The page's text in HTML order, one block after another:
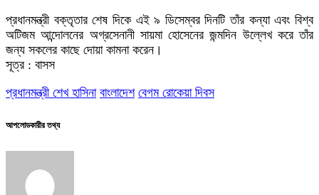
প্রধানমন্ত্রী বক্তৃতার শেষ দিকে এই ৯ ডিসেম্বর দিনটি তাঁর কন্যা এবং বিশ্ব
অটিজম আন্দোলনের অগ্রসেনানী সায়মা হোসেনের জন্মদিন উল্লেখ করে তাঁর
জন্য সকলের কাছে দোয়া কামনা করেন।
সূত্র : বাসস
প্রধানমন্ত্রী শেখ হাসিনা বাংলাদেশ বেগম রোকেয়া দিবস
আপলোডকারীর তথ্য